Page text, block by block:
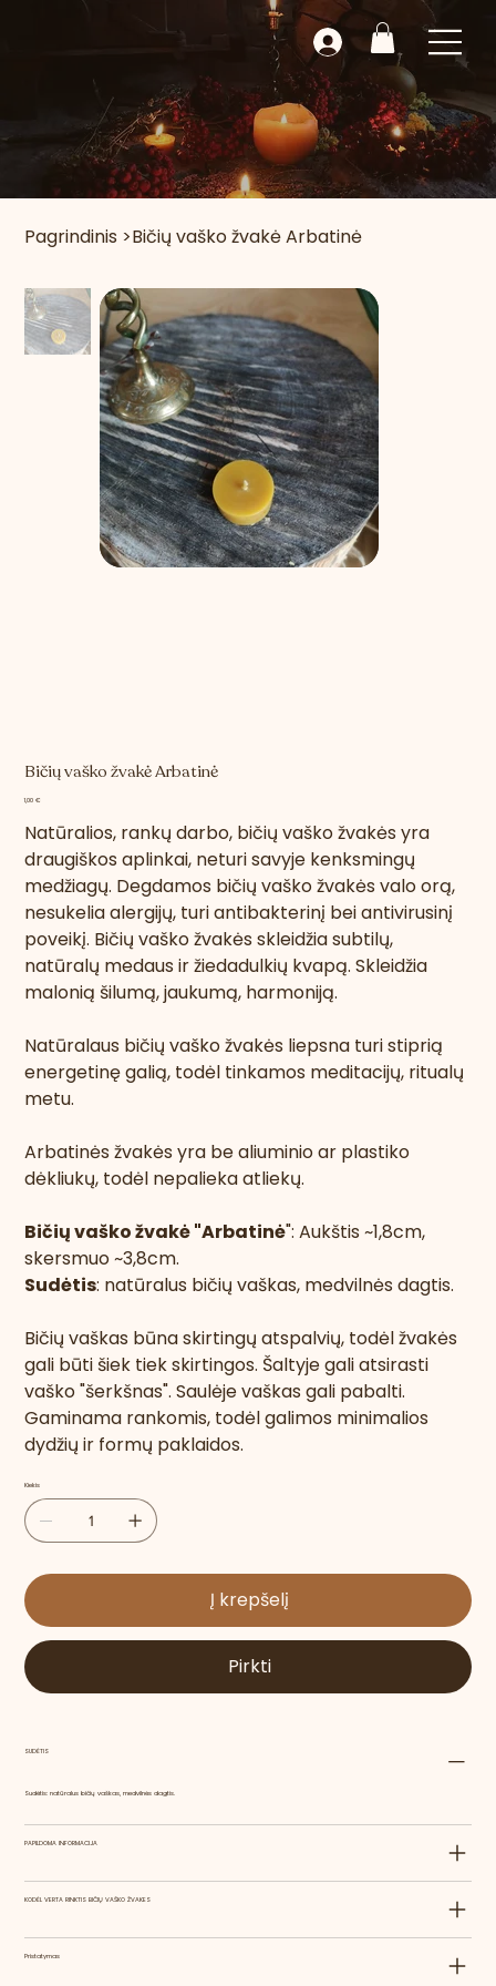
Pagrindinis >Bičių vaško žvakė Arbatinė
Bičių vaško žvakė Arbatinė
Kaina
1,00 €
Natūralios, rankų darbo, bičių vaško žvakės yra
draugiškos aplinkai, neturi savyje kenksmingų
medžiagų. Degdamos bičių vaško žvakės valo orą,
nesukelia alergijų, turi antibakterinį bei antivirusinį
poveikį. Bičių vaško žvakės skleidžia subtilų,
natūralų medaus ir žiedadulkių kvapą. Skleidžia
malonią šilumą, jaukumą, harmoniją.
Natūralaus bičių vaško žvakės liepsna turi stiprią
energetinę galią, todėl tinkamos meditacijų, ritualų
metu.
Arbatinės žvakės yra be aliuminio ar plastiko
dėkliukų, todėl nepalieka atliekų.
Bičių vaško žvakė "Arbatinė":Aukštis ~1,8cm,
skersmuo ~3,8cm.
Sudėtis: natūralus bičių vaškas, medvilnės dagtis.
Bičių vaškas būna skirtingų atspalvių, todėl žvakės
gali būti šiek tiek skirtingos. Šaltyje gali atsirasti
vaško "šerkšnas". Saulėje vaškas gali pabalti.
Gaminama rankomis, todėl galimos minimalios
dydžių ir formų paklaidos.
Kiekis
Į krepšelį
Pirkti
SUDĖTIS
Sudėtis: natūralus bičių vaškas, medvilnės dagtis.
PAPILDOMA INFORMACIJA
KODĖL VERTA RINKTIS BIČIŲ VAŠKO ŽVAKES
Pristatymas